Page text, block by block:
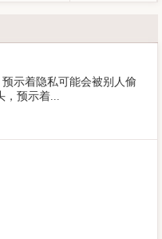
示着隐私可能会被别人偷
，预示着...